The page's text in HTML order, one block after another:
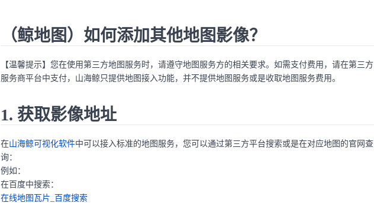
（鲸地图）如何添加其他地图影像？
【温馨提示】您在使用第三方地图服务时，请遵守地图服务方的相关要求。如需支付费用，请在第三方
服务商平台中支付，山海鲸只提供地图接入功能，并不提供地图服务或是收取地图服务费用。
1. 获取影像地址
在山海鲸可视化软件中可以接入标准的地图服务，您可以通过第三方平台搜索或是在对应地图的官网查
询：
例如：
在百度中搜索：
在线地图瓦片_百度搜索